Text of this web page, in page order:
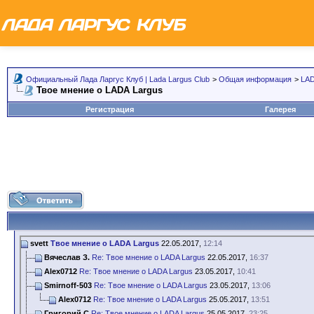
Официальный Лада Ларгус Клуб | Lada Largus Club > Общая информация >
Твое мнение о LADA Largus
Регистрация Галерея
svett Твое мнение о LADA Largus 22.05.2017, 12:14
Вячеслав З. Re: Твое мнение о LADA Largus 22.05.2017, 16:37
Alex0712 Re: Твое мнение о LADA Largus 23.05.2017, 10:41
Smirnoff-503 Re: Твое мнение о LADA Largus 23.05.2017, 13:06
Alex0712 Re: Твое мнение о LADA Largus 25.05.2017, 13:51